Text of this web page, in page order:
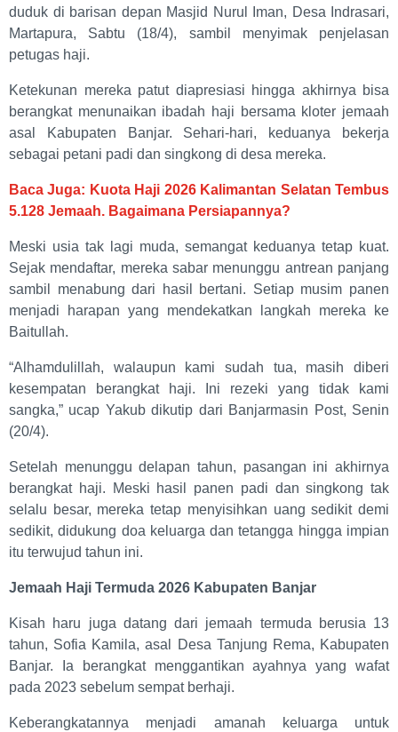
duduk di barisan depan Masjid Nurul Iman, Desa Indrasari,
Martapura, Sabtu (18/4), sambil menyimak penjelasan
petugas haji.
Ketekunan mereka patut diapresiasi hingga akhirnya bisa
berangkat menunaikan ibadah haji bersama kloter jemaah
asal Kabupaten Banjar. Sehari-hari, keduanya bekerja
sebagai petani padi dan singkong di desa mereka.
Baca Juga: Kuota Haji 2026 Kalimantan Selatan Tembus
5.128 Jemaah. Bagaimana Persiapannya?
Meski usia tak lagi muda, semangat keduanya tetap kuat.
Sejak mendaftar, mereka sabar menunggu antrean panjang
sambil menabung dari hasil bertani. Setiap musim panen
menjadi harapan yang mendekatkan langkah mereka ke
Baitullah.
“Alhamdulillah, walaupun kami sudah tua, masih diberi
kesempatan berangkat haji. Ini rezeki yang tidak kami
sangka,” ucap Yakub dikutip dari Banjarmasin Post, Senin
(20/4).
Setelah menunggu delapan tahun, pasangan ini akhirnya
berangkat haji. Meski hasil panen padi dan singkong tak
selalu besar, mereka tetap menyisihkan uang sedikit demi
sedikit, didukung doa keluarga dan tetangga hingga impian
itu terwujud tahun ini.
Jemaah Haji Termuda 2026 Kabupaten Banjar
Kisah haru juga datang dari jemaah termuda berusia 13
tahun, Sofia Kamila, asal Desa Tanjung Rema, Kabupaten
Banjar. Ia berangkat menggantikan ayahnya yang wafat
pada 2023 sebelum sempat berhaji.
Keberangkatannya menjadi amanah keluarga untuk